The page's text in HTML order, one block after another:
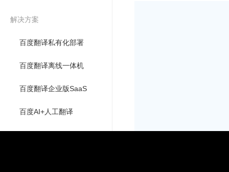
解决方案
百度翻译私有化部署
百度翻译离线一体机
百度翻译企业版SaaS
百度AI+人工翻译